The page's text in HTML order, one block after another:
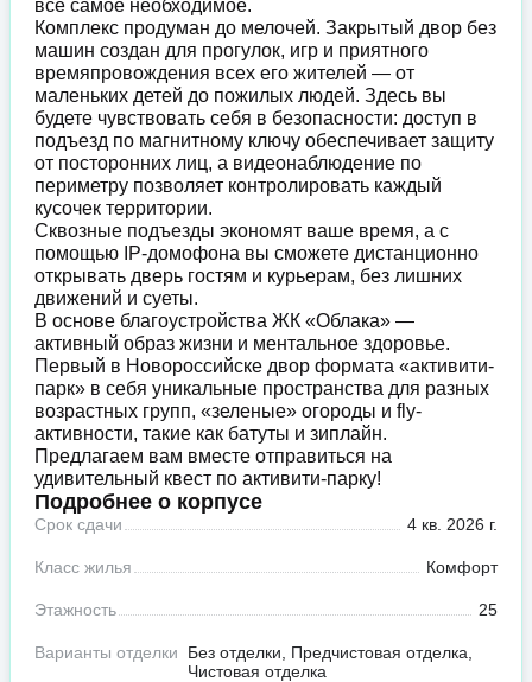
всё самое необходимое.
Комплекс продуман до мелочей. Закрытый двор без
машин создан для прогулок, игр и приятного
времяпровождения всех его жителей — от
маленьких детей до пожилых людей. Здесь вы
будете чувствовать себя в безопасности: доступ в
подъезд по магнитному ключу обеспечивает защиту
от посторонних лиц, а видеонаблюдение по
периметру позволяет контролировать каждый
кусочек территории.
Сквозные подъезды экономят ваше время, а с
помощью IP-домофона вы сможете дистанционно
открывать дверь гостям и курьерам, без лишних
движений и суеты.
В основе благоустройства ЖК «Облака» —
активный образ жизни и ментальное здоровье.
Первый в Новороссийске двор формата «активити-
парк» в себя уникальные пространства для разных
возрастных групп, «зеленые» огороды и fly-
активности, такие как батуты и зиплайн.
Предлагаем вам вместе отправиться на
удивительный квест по активити-парку!
Подробнее о корпусе
Срок сдачи 4 кв. 2026 г.
Класс жилья Комфорт
Этажность 25
Варианты отделки
Без отделки, Предчистовая отделка,
Чистовая отделка